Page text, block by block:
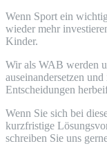
Wenn Sport ein
wieder mehr
Kinder.
Wir als WAB werden
auseinandersetzen
Entscheidungen
Wenn Sie sich bei
kurzfristige
schreiben Sie uns